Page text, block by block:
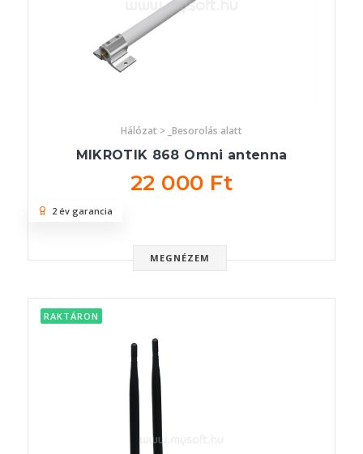
Hálózat > _Besorolás alatt
MIKROTIK 868 Omni antenna
22 000 Ft
MEGNÉZEM
2 év garancia
RAKTÁRON